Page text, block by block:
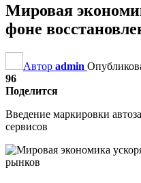
Мировая
фоне
Автор admin
96
Поделится
Введение маркировки
сервисов